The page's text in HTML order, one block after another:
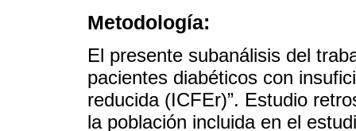
Metodología:
El presente subanálisis del
pacientes diabéticos con
reducida (ICFEr)”. Estudio
la población incluida en el